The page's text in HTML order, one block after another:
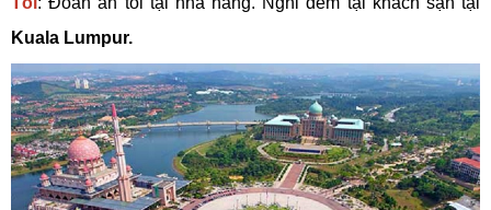
Kuala Lumpur.